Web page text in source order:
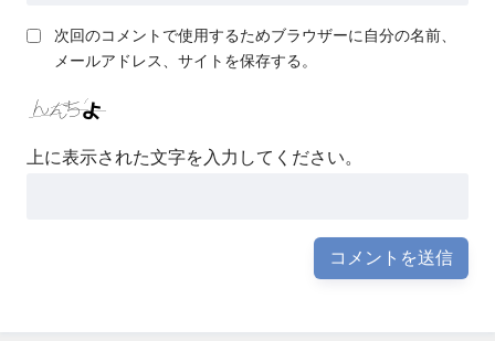
次回のコメントで使用するためブラウザーに自分の名前、
メールアドレス、サイトを保存する。
上に表示された文字を入力してください。